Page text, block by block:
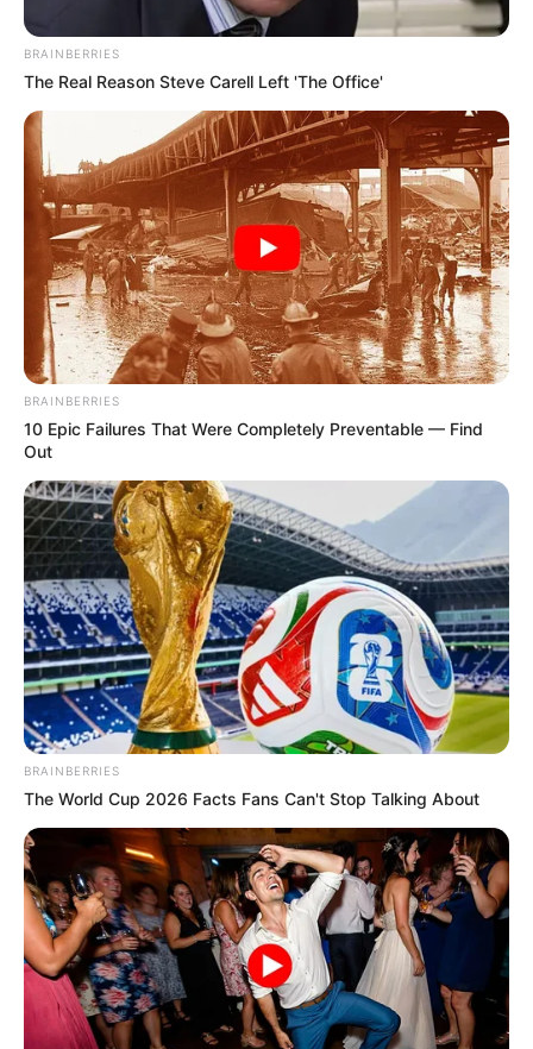
BRAINBERRIES
The Real Reason Steve Carell Left 'The Office'
BRAINBERRIES
10 Epic Failures That Were Completely Preventable — Find
Out
BRAINBERRIES
The World Cup 2026 Facts Fans Can't Stop Talking About